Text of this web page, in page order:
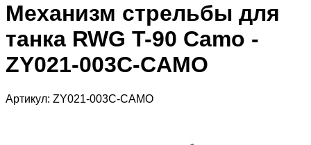
Механизм стрельбы для
танка RWG T-90 Camo -
ZY021-003C-CAMO
Артикул: ZY021-003C-CAMO